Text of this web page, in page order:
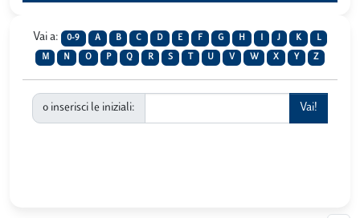
Vai a: 0-9 A B C D E F G H J K L
M N O P Q R S U V W X Y Z
o inserisci le iniziali: